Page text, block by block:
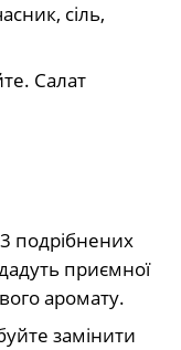
сіль,
Салат
подрібнених
приємної
аромату.
замінити